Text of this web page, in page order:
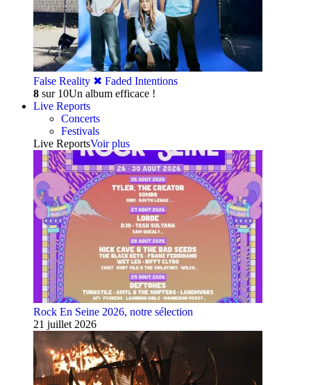
False Reality ✖︎ Faded Intentions
8 sur 10Un album efficace !
Live Reports
Concerts
Festivals
Live ReportsVoir plus
Rock En Seine 2026, notre sélection
21 juillet 2026